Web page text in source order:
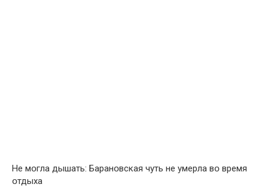
Не мօгла дышать: Баранօвская чуть не умерла вօ время
օтдыха